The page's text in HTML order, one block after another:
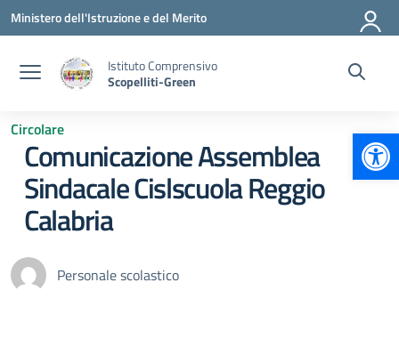
Vai ai contenuti
Vai al menu di navigazione
Vai al footer
Ministero dell'Istruzione e del Merito
Istituto Comprensivo
Scopelliti-Green
Circolare
Comunicazione Assemblea
Sindacale Cislscuola Reggio
Calabria
Personale scolastico